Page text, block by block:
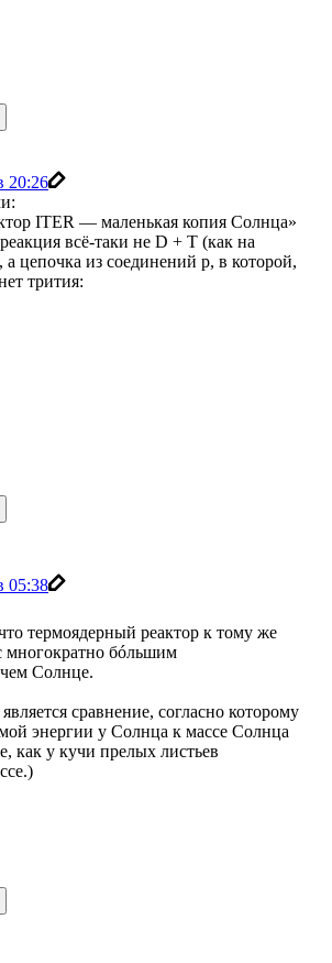
20:26
ITER — маленькая копия Солнца»
всё-таки не D + T (как на
цепочка из соединений p, в которой,
трития:
05:38
термоядерный реактор к тому же
многократно бóльшим
Солнце.
сравнение, согласно которому
энергии у Солнца к массе Солнца
как у кучи прелых листьев